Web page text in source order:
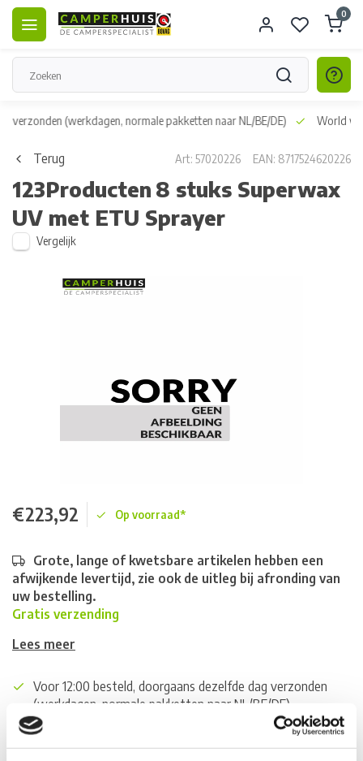
0
verzonden (werkdagen, normale pakketten naar NL/BE/DE) World
Terug Art: 57020226 EAN: 8717524620226
123Producten 8 stuks Superwax
UV met ETU Sprayer
Vergelijk
€223,92 Op voorraad*
Grote, lange of kwetsbare artikelen hebben een
afwijkende levertijd, zie ook de uitleg bij afronding van
uw bestelling.
Gratis verzending
Lees meer
Voor 12:00 besteld, doorgaans dezelfde dag verzonden
(werkdagen, normale pakketten naar NL/BE/DE)
World wide shipping (normal size and weight packages)
Gratis verzending vanaf € 100,- naar NL en BE